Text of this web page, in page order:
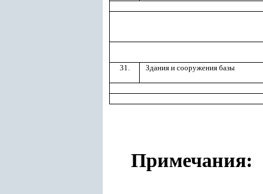
31. Здания и сооружения базы
Примечания: